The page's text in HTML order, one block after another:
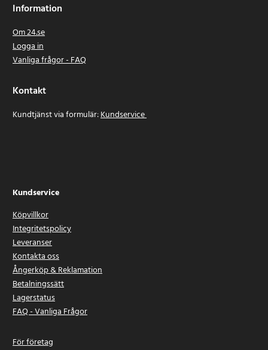
Information
Om 24.se
Logga in
Vanliga frågor - FAQ
Kontakt
Kundtjänst via formulär:Kundservice
Kundservice
Köpvillkor
Integritetspolicy
Leveranser
Kontakta oss
Ångerköp & Reklamation
Betalningssätt
Lagerstatus
FAQ - Vanliga Frågor
För företag